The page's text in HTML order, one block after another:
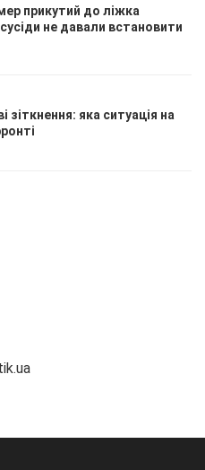
прикутий до ліжка
не давали встановити
зіткнення: яка ситуація на